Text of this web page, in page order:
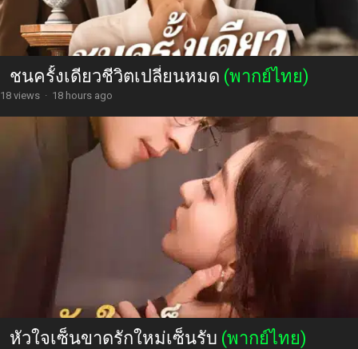
ชนครั้งเดียวชีวิตเปลี่ยนหมด (พากย์ไทย)
18 views · 18 hours ago
หัวใจเซ็นขาดรักใหม่เซ็นรับ (พากย์ไทย)